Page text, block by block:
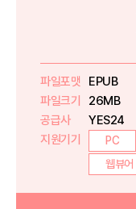
파일포맷
EPUB
파일크기
26MB
공급사
YES24
지원기기
PC
웹뷰어